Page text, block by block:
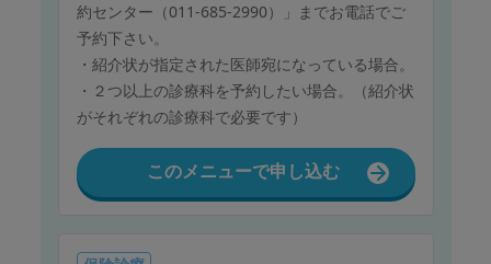
約センター（011-685-2990）」までお電話でご
予約下さい。
・紹介状が指定された医師宛になっている場合。
・２つ以上の診療科を予約したい場合。（紹介状
がそれぞれの診療科で必要です）
このメニューで申し込む